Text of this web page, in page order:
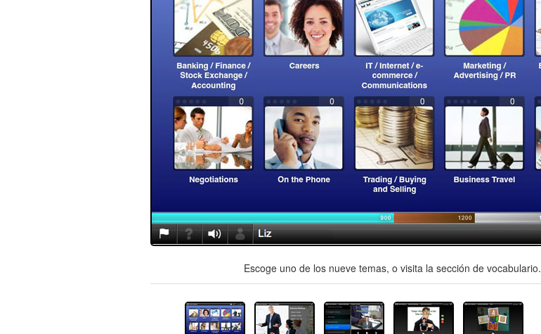
Escoge uno de los nueve temas, o visita la sección de vocabulario.